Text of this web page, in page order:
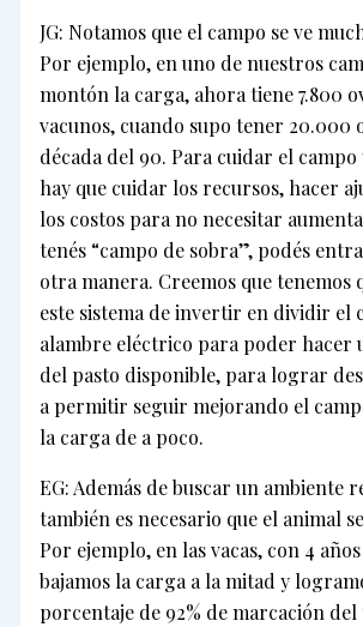
JG: Notamos que el campo se ve
Por ejemplo, en uno de nuestros
montón la carga, ahora tiene 7.800
vacunos, cuando supo tener 20.000
década del 90. Para cuidar el
hay que cuidar los recursos, hacer
los costos para no necesitar
tenés “campo de sobra”, podés
otra manera. Creemos que tenemos
este sistema de invertir en dividir el
alambre eléctrico para poder hacer
del pasto disponible, para lograr
a permitir seguir mejorando el
la carga de a poco.
EG: Además de buscar un ambiente
también es necesario que el animal
Por ejemplo, en las vacas, con 4
bajamos la carga a la mitad y
porcentaje de 92% de marcación